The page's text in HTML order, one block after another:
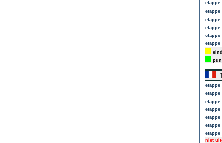
etappe
etappe
etappe
etappe
etappe
etappe
etappe
etappe
etappe
etappe
etappe
etappe
etappe
niet